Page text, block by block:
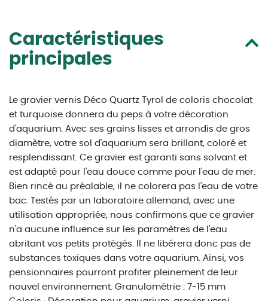
Caractéristiques
principales
Le gravier vernis Déco Quartz Tyrol de coloris chocolat
et turquoise donnera du peps à votre décoration
d'aquarium. Avec ses grains lisses et arrondis de gros
diamètre, votre sol d'aquarium sera brillant, coloré et
resplendissant. Ce gravier est garanti sans solvant et
est adapté pour l'eau douce comme pour l'eau de mer.
Bien rincé au préalable, il ne colorera pas l'eau de votre
bac. Testés par un laboratoire allemand, avec une
utilisation appropriée, nous confirmons que ce gravier
n'a aucune influence sur les paramètres de l'eau
abritant vos petits protégés. Il ne libérera donc pas de
substances toxiques dans votre aquarium. Ainsi, vos
pensionnaires pourront profiter pleinement de leur
nouvel environnement. Granulométrie : 7-15 mm